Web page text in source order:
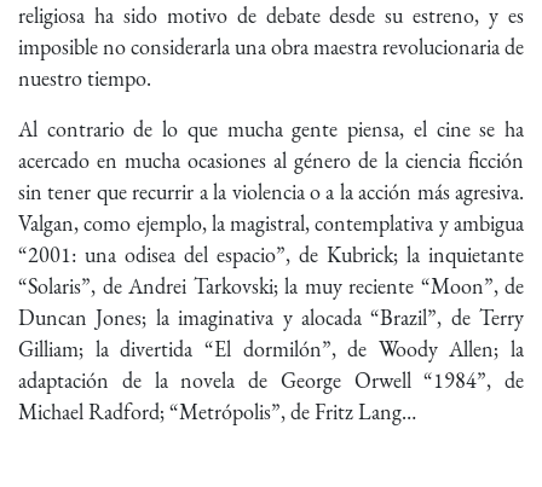
religiosa ha sido motivo de debate desde su estreno, y es
imposible no considerarla una obra maestra revolucionaria de
nuestro tiempo.
Al contrario de lo que mucha gente piensa, el cine se ha
acercado en mucha ocasiones al género de la ciencia ficción
sin tener que recurrir a la violencia o a la acción más agresiva.
Valgan, como ejemplo, la magistral, contemplativa y ambigua
“2001: una odisea del espacio”, de Kubrick; la inquietante
“Solaris”, de Andrei Tarkovski; la muy reciente “Moon”, de
Duncan Jones; la imaginativa y alocada “Brazil”, de Terry
Gilliam; la divertida “El dormilón”, de Woody Allen; la
adaptación de la novela de George Orwell “1984”, de
Michael Radford; “Metrópolis”, de Fritz Lang…